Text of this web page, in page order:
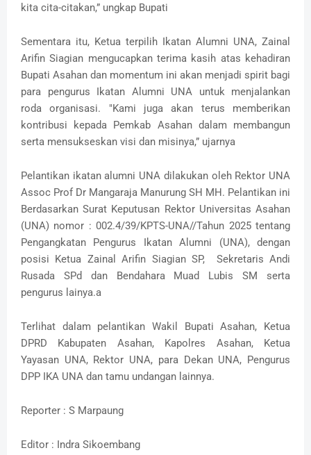
kita cita-citakan,” ungkap Bupati
Sementara itu, Ketua terpilih Ikatan Alumni UNA, Zainal
Arifin Siagian mengucapkan terima kasih atas kehadiran
Bupati Asahan dan momentum ini akan menjadi spirit bagi
para pengurus Ikatan Alumni UNA untuk menjalankan
roda organisasi. "Kami juga akan terus memberikan
kontribusi kepada Pemkab Asahan dalam membangun
serta mensukseskan visi dan misinya,” ujarnya
Pelantikan ikatan alumni UNA dilakukan oleh Rektor UNA
Assoc Prof Dr Mangaraja Manurung SH MH. Pelantikan ini
Berdasarkan Surat Keputusan Rektor Universitas Asahan
(UNA) nomor : 002.4/39/KPTS-UNA//Tahun 2025 tentang
Pengangkatan Pengurus Ikatan Alumni (UNA), dengan
posisi Ketua Zainal Arifin Siagian SP, Sekretaris Andi
Rusada SPd dan Bendahara Muad Lubis SM serta
pengurus lainya.a
Terlihat dalam pelantikan Wakil Bupati Asahan, Ketua
DPRD Kabupaten Asahan, Kapolres Asahan, Ketua
Yayasan UNA, Rektor UNA, para Dekan UNA, Pengurus
DPP IKA UNA dan tamu undangan lainnya.
Reporter : S Marpaung
Editor : Indra Sikoembang